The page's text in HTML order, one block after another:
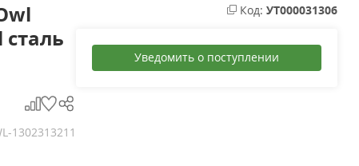
сталь
1302313211
Код: УТ000031306
Уведомить о поступлении